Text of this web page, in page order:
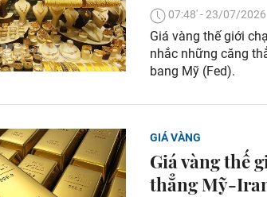
07:48' - 23/07/2026
Giá vàng thế giới
nhắc những căng
bang Mỹ (Fed).
GIÁ VÀNG
Giá vàng thế
thẳng Mỹ-